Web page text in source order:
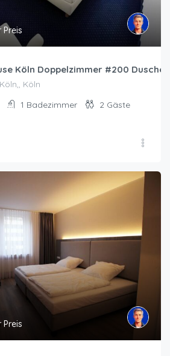
Köln Doppelzimmer #200 Dusche
Köln
1 Badezimmer 2 Gäste